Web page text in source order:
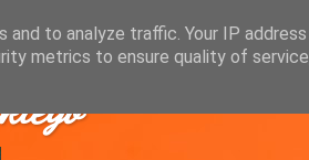
to analyze traffic. Your IP
metrics to ensure quality of